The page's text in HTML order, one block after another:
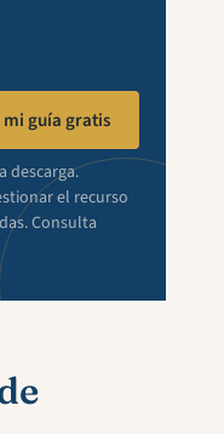
guía gratis
descarga.
el recurso
Consulta